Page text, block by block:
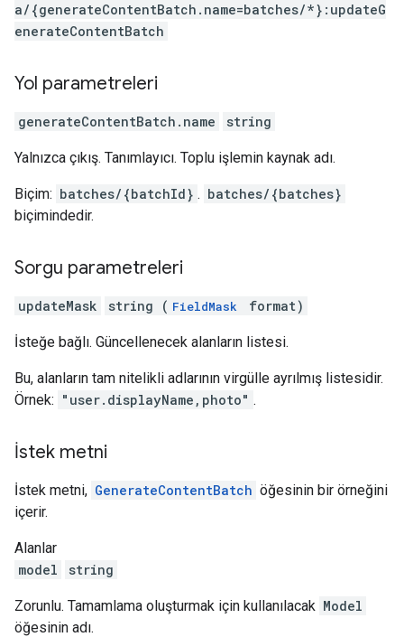
a/{generateContentBatch.name=batches/*}:updateG
enerateContentBatch
Yol parametreleri
generateContentBatch.name string
Yalnızca çıkış. Tanımlayıcı. Toplu işlemin kaynak adı.
Biçim: batches/{batchId} . batches/{batches}
biçimindedir.
Sorgu parametreleri
updateMask string ( FieldMask format)
İsteğe bağlı. Güncellenecek alanların listesi.
Bu, alanların tam nitelikli adlarının virgülle ayrılmış listesidir.
Örnek: "user.displayName,photo" .
İstek metni
İstek metni, GenerateContentBatch öğesinin bir örneğini
içerir.
Alanlar
model
string
Zorunlu. Tamamlama oluşturmak için kullanılacak Model
öğesinin adı.